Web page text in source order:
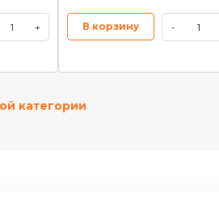
+ В корзину -
категории